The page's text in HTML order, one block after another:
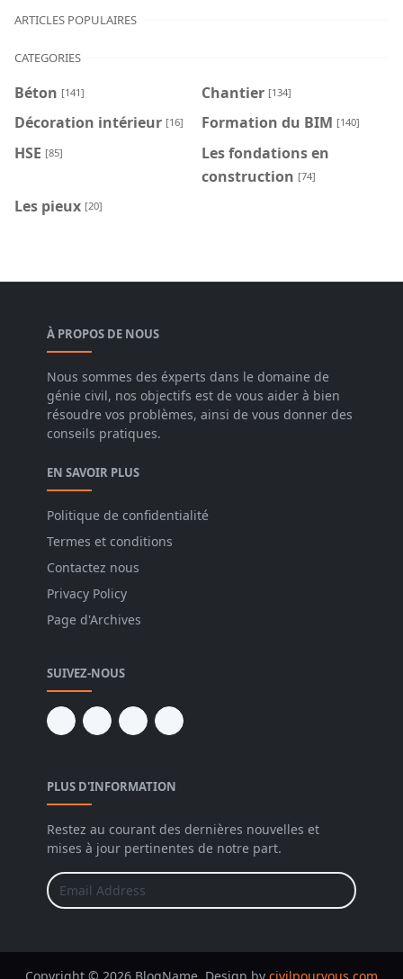
ARTICLES POPULAIRES
CATEGORIES
Béton [141] Chantier [134]
Décoration intérieur [16] Formation du BIM [140]
HSE [85]
Les fondations en
construction [74]
Les pieux [20]
À PROPOS DE NOUS
Nous sommes des éxperts dans le domaine de
génie civil, nos objectifs est de vous aider à bien
résoudre vos problèmes, ainsi de vous donner des
conseils pratiques.
EN SAVOIR PLUS
Politique de confidentialité
Termes et conditions
Contactez nous
Privacy Policy
Page d'Archives
SUIVEZ-NOUS
PLUS D'INFORMATION
Restez au courant des dernières nouvelles et
mises à jour pertinentes de notre part.